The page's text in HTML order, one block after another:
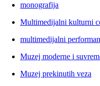
monografija
Multimedijalni kulturni
multimedijalni
Muzej moderne i
Muzej prekinutih veza